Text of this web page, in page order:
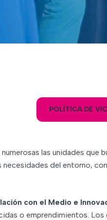
POLÍTICA DE
las unidades
del entorno,
con el Medio e
o emprendimientos.